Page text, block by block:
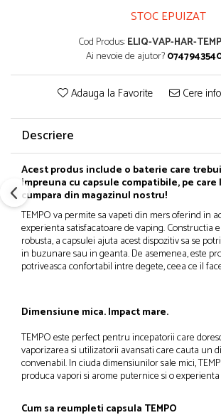
STOC EPUIZAT
Cod Produs:ELIQ-VAP-HAR-
Ai nevoie de ajutor?
Adauga la Favorite Cere
Descriere
Acest produs include o baterie care
impreuna cu capsule compatibile, pe
cumpara din magazinul nostru!
TEMPO va permite sa vapeti din mers oferind in
experienta satisfacatoare de vaping. Constructia
robusta, a capsulei ajuta acest dispozitiv sa se
in buzunare sau in geanta. De asemenea, este
potriveasca confortabil intre degete, ceea ce il
Dimensiune mica. Impact mare.
TEMPO este perfect pentru incepatorii care
vaporizarea si utilizatorii avansati care cauta un
convenabil. In ciuda dimensiunilor sale mici,
produca vapori si arome puternice si o
Cum sa reumpleti capsula TEMPO